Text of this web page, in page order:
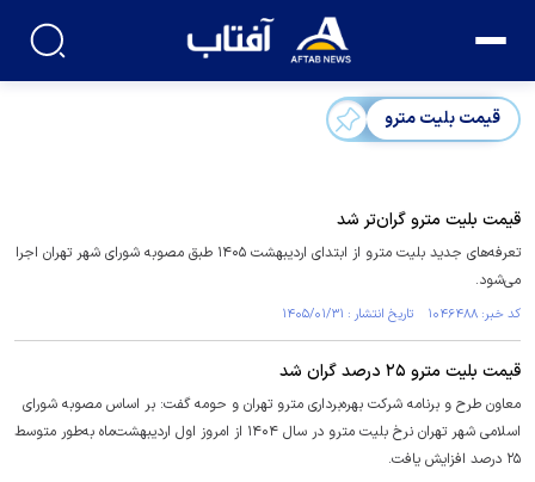
قیمت بلیت مترو
قیمت بلیت مترو گران‌تر شد
تعرفه‌های جدید بلیت مترو از ابتدای اردیبهشت ۱۴۰۵ طبق مصوبه شورای شهر تهران اجرا
می‌شود.
کد خبر: ۱۰۴۶۴۸۸ تاریخ انتشار : ۱۴۰۵/۰۱/۳۱
قیمت بلیت مترو ۲۵ درصد گران شد
معاون طرح و برنامه شرکت بهره‌برداری مترو تهران و حومه گفت: بر اساس مصوبه شورای
اسلامی شهر تهران نرخ بلیت مترو در سال ۱۴۰۴ از امروز اول اردیبهشت‌ماه به‌طور متوسط
۲۵ درصد افزایش یافت.